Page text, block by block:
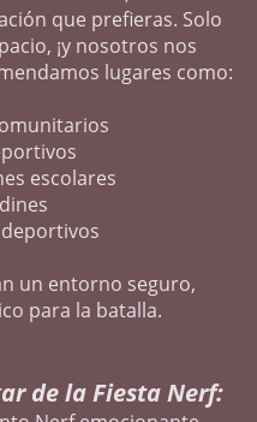
que prefieras. Solo
¡y nosotros nos
lugares como:
escolares
un entorno seguro,
para la batalla.
de la Fiesta Nerf: